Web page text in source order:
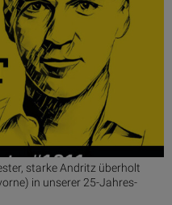
starke Andritz überholt
in unserer 25-Jahres-